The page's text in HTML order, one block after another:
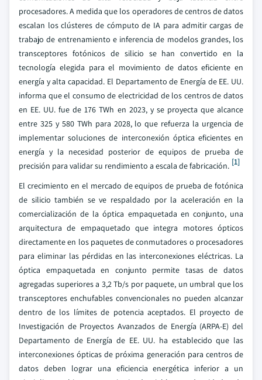
procesadores. A medida que los operadores de centros de datos
escalan los clústeres de cómputo de IA para admitir cargas de
trabajo de entrenamiento e inferencia de modelos grandes, los
transceptores fotónicos de silicio se han convertido en la
tecnología elegida para el movimiento de datos eficiente en
energía y alta capacidad. El Departamento de Energía de EE. UU.
informa que el consumo de electricidad de los centros de datos
en EE. UU. fue de 176 TWh en 2023, y se proyecta que alcance
entre 325 y 580 TWh para 2028, lo que refuerza la urgencia de
implementar soluciones de interconexión óptica eficientes en
energía y la necesidad posterior de equipos de prueba de
precisión para validar su rendimiento a escala de fabricación. [1]
El crecimiento en el mercado de equipos de prueba de fotónica
de silicio también se ve respaldado por la aceleración en la
comercialización de la óptica empaquetada en conjunto, una
arquitectura de empaquetado que integra motores ópticos
directamente en los paquetes de conmutadores o procesadores
para eliminar las pérdidas en las interconexiones eléctricas. La
óptica empaquetada en conjunto permite tasas de datos
agregadas superiores a 3,2 Tb/s por paquete, un umbral que los
transceptores enchufables convencionales no pueden alcanzar
dentro de los límites de potencia aceptados. El proyecto de
Investigación de Proyectos Avanzados de Energía (ARPA-E) del
Departamento de Energía de EE. UU. ha establecido que las
interconexiones ópticas de próxima generación para centros de
datos deben lograr una eficiencia energética inferior a un